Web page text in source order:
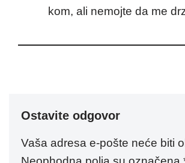
kom, ali nemojte da me
Ostavite odgovor
Vaša adresa e-pošte neće biti